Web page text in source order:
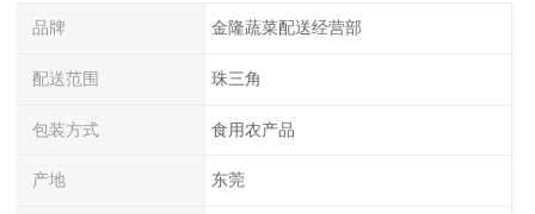
品牌 金隆蔬菜配送经营部
配送范围 珠三角
包装方式 食用农产品
产地 东莞